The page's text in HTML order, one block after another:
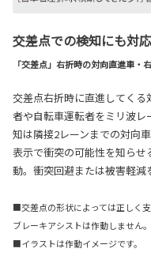
交差点での検知にも対応
「交差点」右折時の対向直進車
交差点右折時に直進してく
者や自転車運転者をミリ波
知は隣接2レーンまでの対向
表示で衝突の可能性を知ら
動。衝突回避または被害軽減
■交差点の形状によっては正しく
ブレーキアシストは作動しません。
■イラストは作動イメージです。